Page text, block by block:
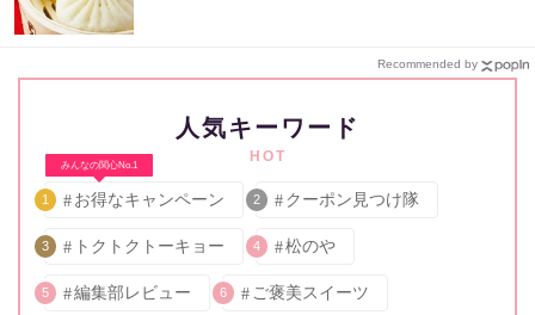
Recommended by
人気キーワード
HOT
みんなの関心No.1
1 お得なキャンペーン 2 クーポン見つけ隊
3 トクトクトーキョー 4 松のや
5 編集部レビュー 6 ご褒美スイーツ